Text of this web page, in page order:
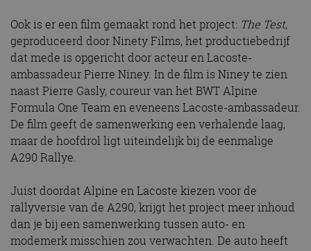
Ook is er een film gemaakt rond het project: The Test,
geproduceerd door Ninety Films, het productiebedrijf
dat mede is opgericht door acteur en Lacoste-
ambassadeur Pierre Niney. In de film is Niney te zien
naast Pierre Gasly, coureur van het BWT Alpine
Formula One Team en eveneens Lacoste-ambassadeur.
De film geeft de samenwerking een verhalende laag,
maar de hoofdrol ligt uiteindelijk bij de eenmalige
A290 Rallye.
Juist doordat Alpine en Lacoste kiezen voor de
rallyversie van de A290, krijgt het project meer inhoud
dan je bij een samenwerking tussen auto- en
modemerk misschien zou verwachten. De auto heeft